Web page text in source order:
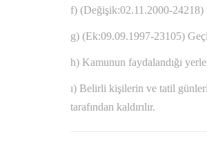
f) (Değişik:02.11.2000-24218)
g) (Ek:09.09.1997-23105)
h) Kamunun faydalandığı
ı) Belirli kişilerin ve tatil günleri
tarafından kaldırılır.